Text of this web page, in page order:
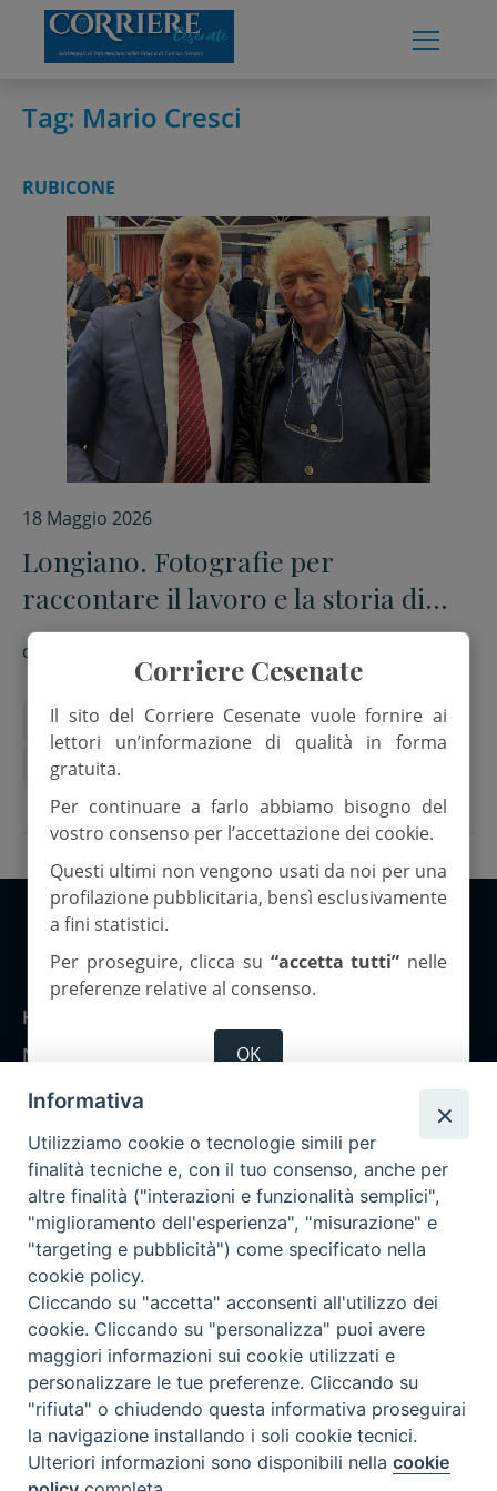
content
Tag: Mario Cresci
RUBICONE
18 Maggio 2026
Longiano. Fotografie per
raccontare il lavoro e la storia di
Cocif
di
Cocif Longiano Luca Benedettini
Mario Cresci
Copyright 2026 ©Corriere Cesenate
Home
Notizie
Rubriche
Chi siamo
Come abbonarsi
Contatti
Corriere Cesenate
Il sito del Corriere Cesenate vuole fornire ai
lettori un’informazione di qualità in forma
gratuita.
Per continuare a farlo abbiamo bisogno del
vostro consenso per l’accettazione dei cookie.
Questi ultimi non vengono usati da noi per una
profilazione pubblicitaria, bensì esclusivamente
a fini statistici.
Per proseguire, clicca su “accetta tutti” nelle
preferenze relative al consenso.
OK
Informativa
Utilizziamo cookie o tecnologie simili per
finalità tecniche e, con il tuo consenso, anche per
altre finalità ("interazioni e funzionalità semplici",
"miglioramento dell'esperienza", "misurazione" e
"targeting e pubblicità") come specificato nella
cookie policy.
Cliccando su "accetta" acconsenti all'utilizzo dei
cookie. Cliccando su "personalizza" puoi avere
maggiori informazioni sui cookie utilizzati e
personalizzare le tue preferenze. Cliccando su
"rifiuta" o chiudendo questa informativa proseguirai
la navigazione installando i soli cookie tecnici.
Ulteriori informazioni sono disponibili nellacookie